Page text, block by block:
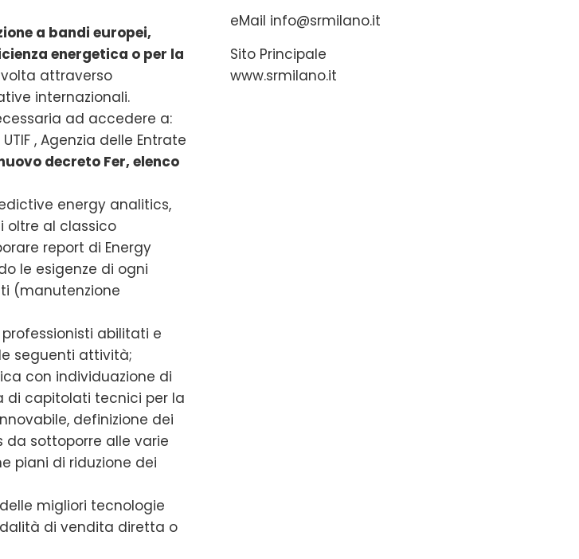
a bandi europei,
energetica o per la
attraverso
internazionali.
ad accedere a:
, Agenzia delle Entrate
decreto Fer, elenco
energy analitics,
oltre al classico
report di Energy
le esigenze di ogni
(manutenzione
abilitati e
seguenti attività;
con individuazione di
di capitolati tecnici per la
definizione dei
sottoporre alle varie
piani di riduzione dei
migliori tecnologie
di vendita diretta o
eMail info@srmilano.it
Sito Principale
www.srmilano.it